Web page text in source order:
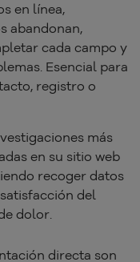
en línea,
abandonan,
cada campo y
Esencial para
registro o
más
en su sitio web
recoger datos
del
dolor.
directa son